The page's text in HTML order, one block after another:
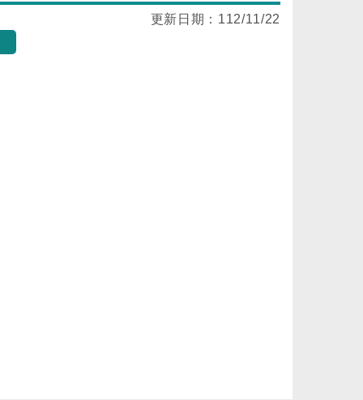
更新日期： 112/11/22